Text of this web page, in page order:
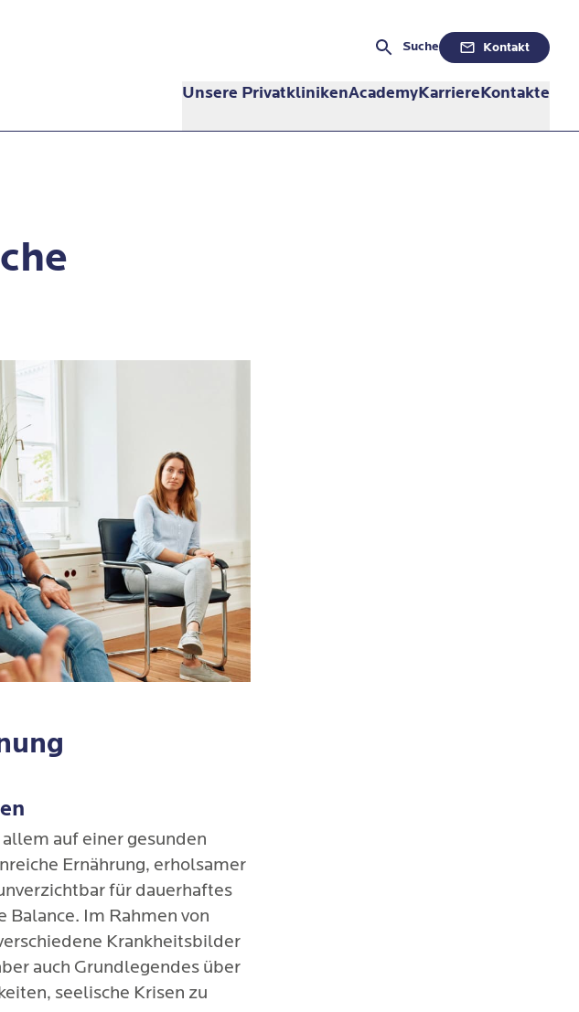
Suche Kontakt
Unsere PrivatklinikenAcademyKarriereKontakte
auf einer gesunden
Ernährung, erholsamer
für dauerhaftes
Im Rahmen von
Krankheitsbilder
auch Grundlegendes über
seelische Krisen zu